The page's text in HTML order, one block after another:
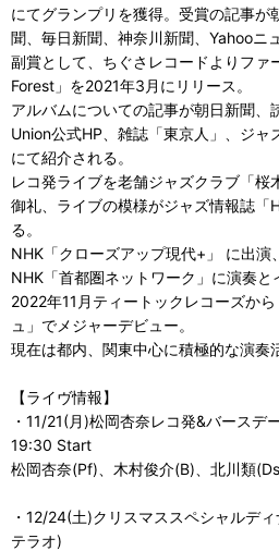
にてグランプリを獲得。受賞の記事が
聞、毎日新聞、神奈川新聞、Yahooニ
副賞として、ちぐさレコードよりファ
Forest」を2021年3月にリリース。
アルバムについての記事が朝日新聞、
Union公式HP、雑誌「東京人」、ジャ
にて紹介される。
レコ発ライブを老舗ジャズクラブ「桜
御礼、ライブの模様がジャズ情報誌「
る。
NHK「クローズアップ現代+」 に出演
NHK「首都圏ネットワーク」に演奏と
2022年11月ティートックレコーズか
ュ」でメジャーデビュー。
現在は都内、関東中心に積極的な演奏
【ライヴ情報】
・11/21(月)松岡杏奈レコ発&バースデ
19:30 Start
松岡杏奈(Pf)、木村俊介(B)、北川類
・12/24(土)クリスマススペシャルデ
テラオ)